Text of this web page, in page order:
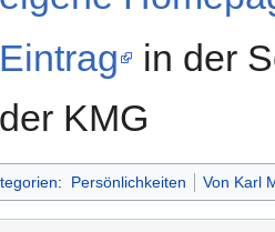
Eintrag
in der
der KMG
: Persönlichkeiten Von Karl